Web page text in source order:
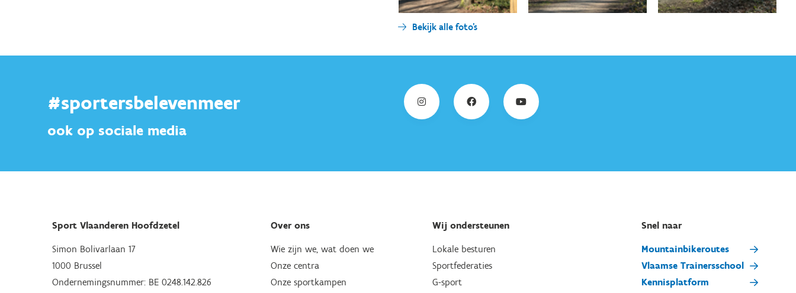
Bekijk alle foto's
#sportersbelevenmeer
ook op sociale media
Sport Vlaanderen Hoofdzetel
Simon Bolivarlaan 17
1000 Brussel
Ondernemingsnummer: BE 0248.142.826
Over ons
Wie zijn we, wat doen we
Onze centra
Onze sportkampen
Wij ondersteunen
Lokale besturen
Sportfederaties
G-sport
Snel naar
Mountainbikeroutes
Vlaamse Trainersschool
Kennisplatform